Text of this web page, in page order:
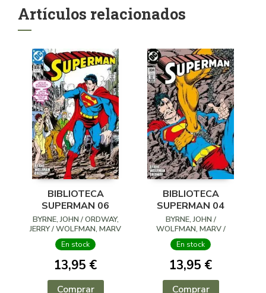
Artículos relacionados
BIBLIOTECA
SUPERMAN 06
BYRNE, JOHN / ORDWAY,
JERRY / WOLFMAN, MARV
En stock
13,95 €
Comprar
BIBLIOTECA
SUPERMAN 04
BYRNE, JOHN /
WOLFMAN, MARV /
ORDWAY, JERRY
En stock
13,95 €
Comprar